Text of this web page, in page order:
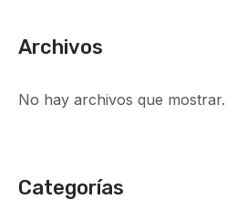
Archivos
No hay archivos que mostrar.
Categorías